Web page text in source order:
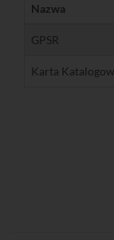
Nazwa
GPSR
Karta